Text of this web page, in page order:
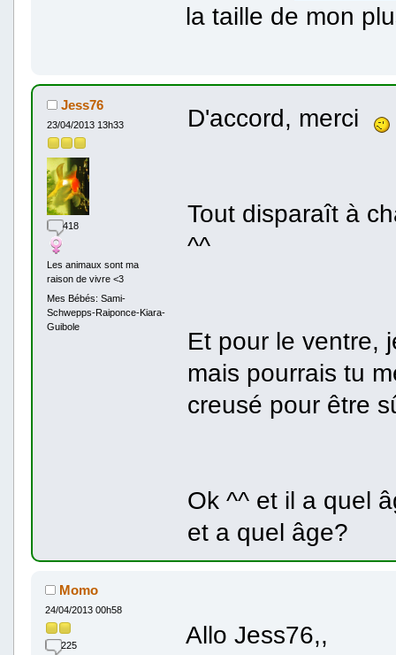
la taille de mon
Jess76
23/04/2013 13h33
418
Les animaux sont ma
raison de vivre <3
Mes Bébés: Sami-
Schwepps-Raiponce-Kiara-
Guibole
D'accord, merci
Tout disparaît à
^^
Et pour le ventre,
mais pourrais tu
creusé pour être
Ok ^^ et il a quel
et a quel âge?
Momo
24/04/2013 00h58
225 Allo Jess76,,